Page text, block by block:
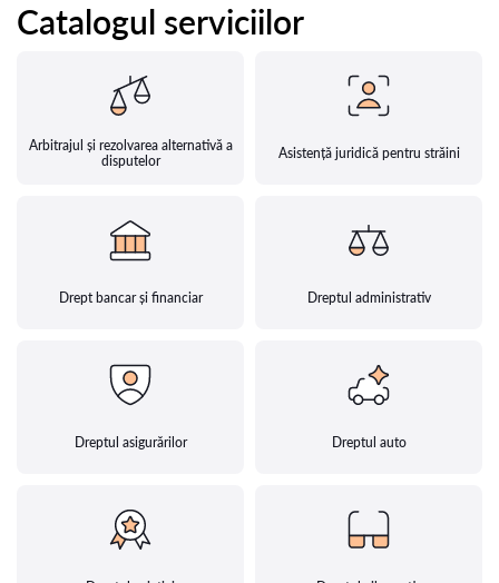
Catalogul serviciilor
Arbitrajul și rezolvarea alternativă a
disputelor
Asistență juridică pentru străini
Drept bancar și financiar Dreptul administrativ
Dreptul asigurărilor Dreptul auto